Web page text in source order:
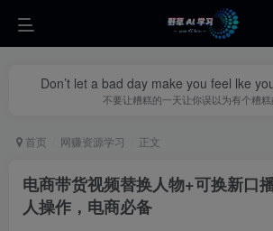
Don’t let a bad day make you feel lke
不要让糟糕的一天让你误以为有个糟糕
首页 网赚资源学习 正文
电商带货视频替换人物+可换新口
人操作，电商必备